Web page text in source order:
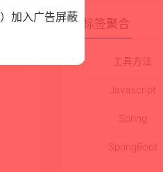
标签聚合
工具方法
Javascript
Spring
SpringBoot
）加入广告屏蔽